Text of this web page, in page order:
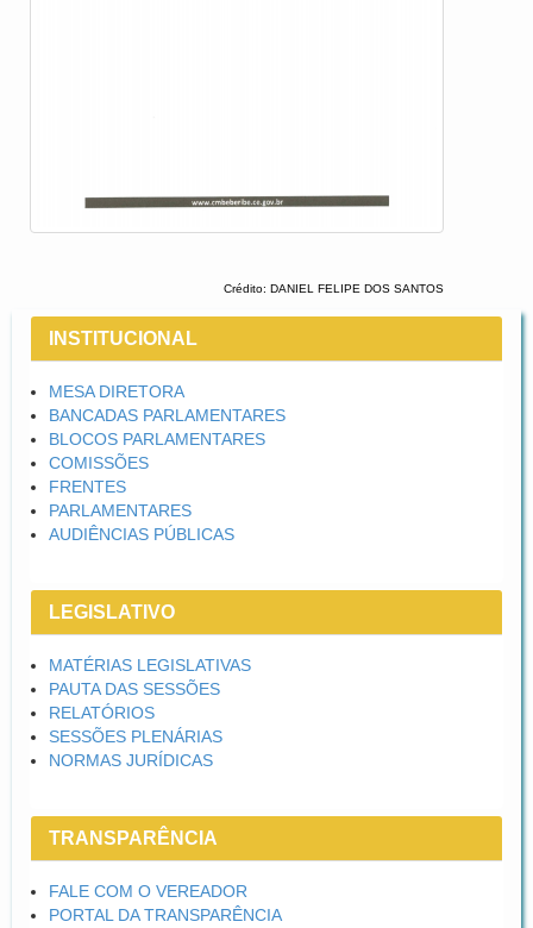
Crédito: DANIEL FELIPE DOS SANTOS
INSTITUCIONAL
MESA DIRETORA
BANCADAS PARLAMENTARES
BLOCOS PARLAMENTARES
COMISSÕES
FRENTES
PARLAMENTARES
AUDIÊNCIAS PÚBLICAS
LEGISLATIVO
MATÉRIAS LEGISLATIVAS
PAUTA DAS SESSÕES
RELATÓRIOS
SESSÕES PLENÁRIAS
NORMAS JURÍDICAS
TRANSPARÊNCIA
FALE COM O VEREADOR
PORTAL DA TRANSPARÊNCIA